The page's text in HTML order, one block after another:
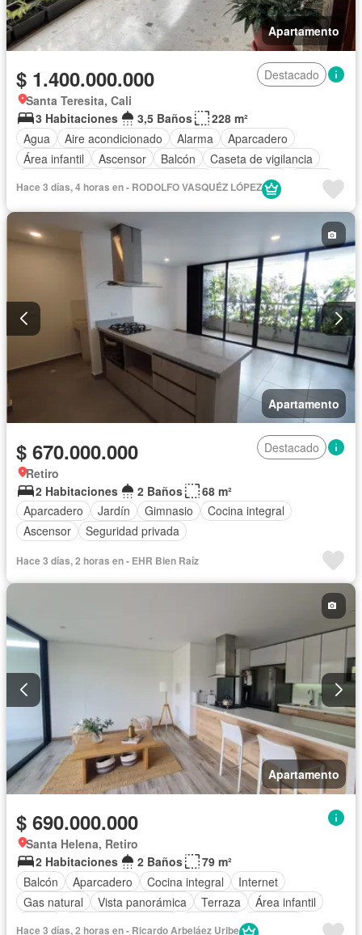
Apartamento
$ 1.400.000.000
Destacado
Santa Teresita, Cali
3 Habitaciones
3,5 Baños
228 m²
Agua
Aire acondicionado Alarma
Aparcadero
Área infantil
Ascensor Balcón
Caseta de vigilancia
Gas natural
Jardín
Tanque de agua
Vista panorámica
Hace 3 días, 4 horas en - RODOLFO VASQUÉZ LÓPEZ
Apartamento
$ 670.000.000
Destacado
Retiro
2 Habitaciones
2 Baños
68 m²
Aparcadero
Jardín Gimnasio
Cocina integral
Ascensor
Seguridad privada
Hace 3 días, 2 horas en - EHR Bien Raíz
Apartamento
$ 690.000.000
Santa Helena, Retiro
2 Habitaciones
2 Baños
79 m²
Balcón
Aparcadero Cocina integral
Internet
Gas natural
Vista panorámica Terraza
Área infantil
Ascensor
Hace 3 días, 2 horas en - Ricardo Arbeláez Uribe